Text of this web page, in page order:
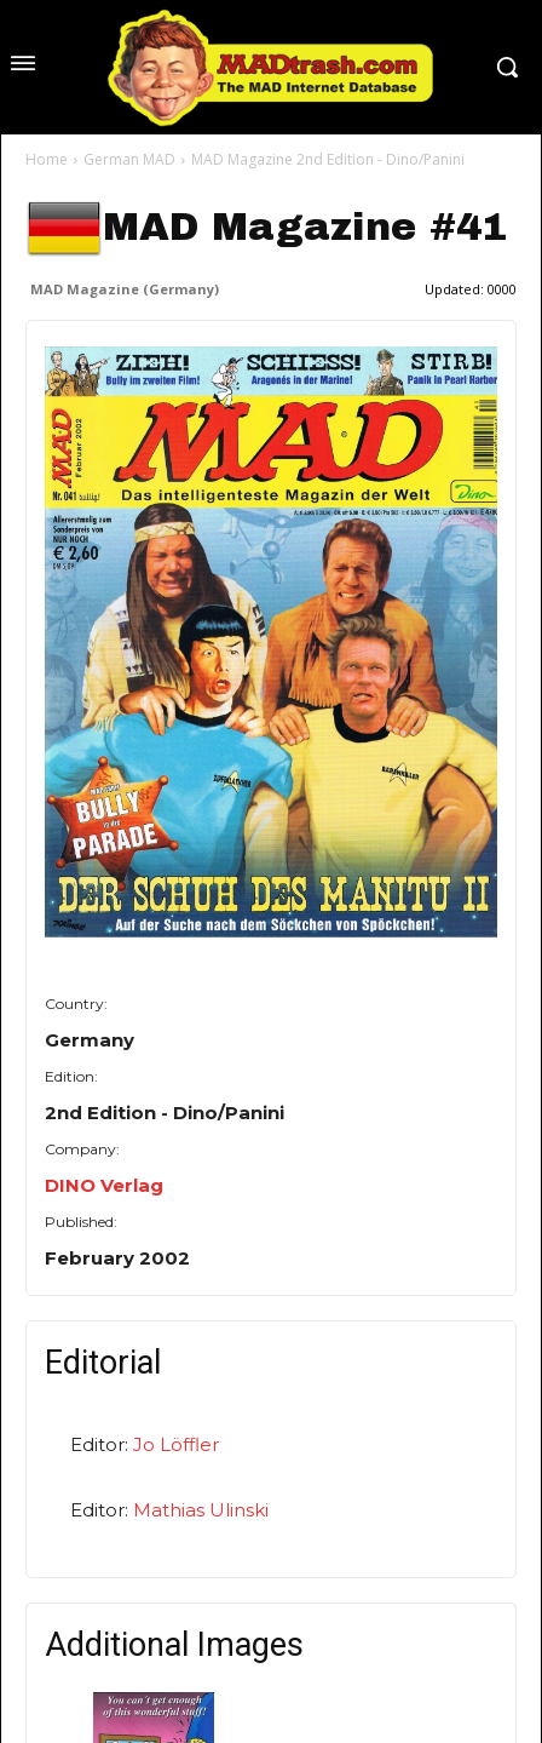
Home German MAD MAD Magazine 2nd Edition - Dino/Panini
MAD Magazine #41
MAD Magazine (Germany) Updated: 0000
Country:
Germany
Edition:
2nd Edition - Dino/Panini
Company:
DINO Verlag
Published:
February 2002
Editorial
Editor: Jo Löffler
Editor: Mathias Ulinski
Additional Images